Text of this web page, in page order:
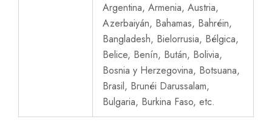
Argentina, Armenia, Austria,
Azerbaiyán, Bahamas, Bahréin,
Bangladesh, Bielorrusia, Bélgica,
Belice, Benín, Bután, Bolivia,
Bosnia y Herzegovina, Botsuana,
Brasil, Brunéi Darussalam,
Bulgaria, Burkina Faso, etc.